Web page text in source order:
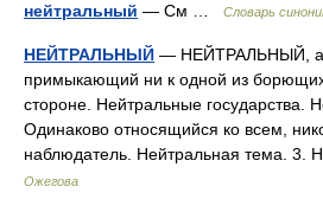
нейтральный — См … Словарь
НЕЙТРАЛЬНЫЙ — НЕЙТРАЛЬНЫЙ,
примыкающий ни к одной из
стороне. Нейтральные государства.
Одинаково относящийся ко всем,
наблюдатель. Нейтральная тема.
Ожегова